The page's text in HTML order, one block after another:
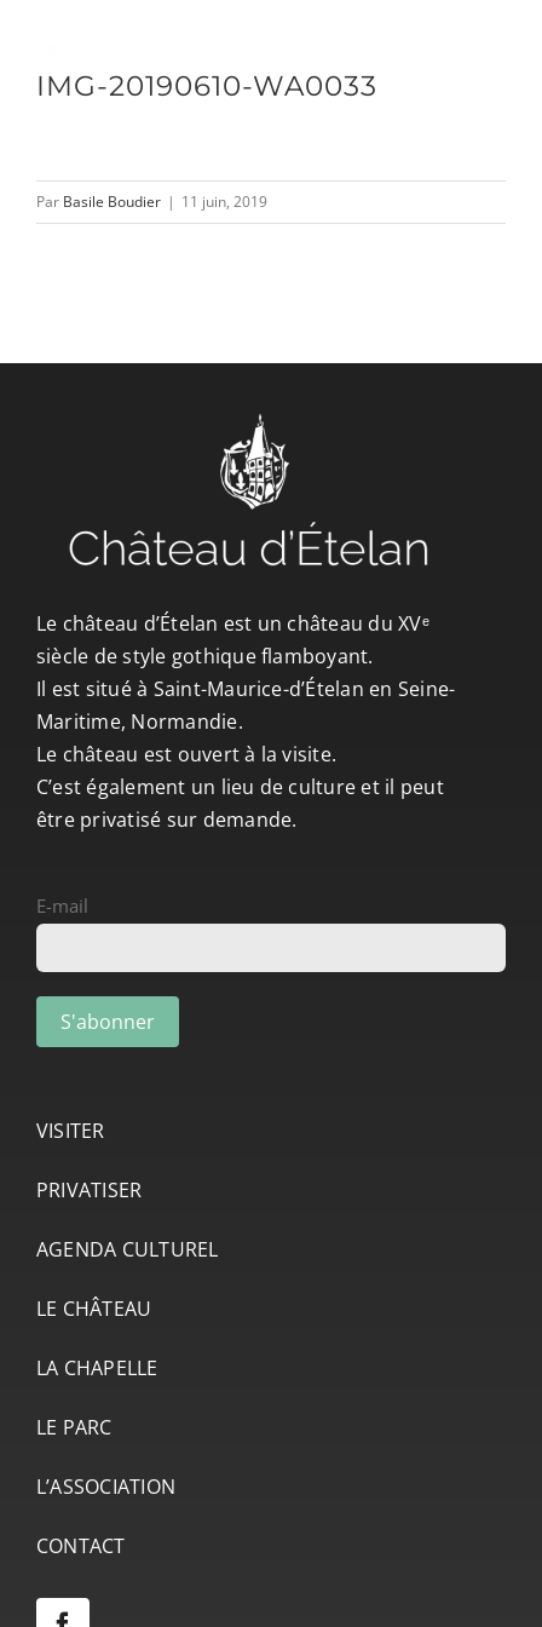
contenu
L’ASSOCIATION
CONTACT/ACCÈS
IMG-20190610-WA0033
Par Basile Boudier | 11 juin, 2019
Le château d’Ételan est un château du XVᵉ
siècle de style gothique flamboyant.
Il est situé à Saint-Maurice-d’Ételan en Seine-
Maritime, Normandie.
Le château est ouvert à la visite.
C’est également un lieu de culture et il peut
être privatisé sur demande.
E-mail
VISITER
PRIVATISER
AGENDA CULTUREL
LE CHÂTEAU
LA CHAPELLE
LE PARC
L’ASSOCIATION
CONTACT